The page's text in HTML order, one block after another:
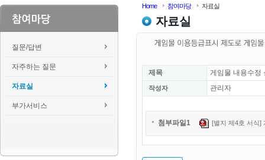
질문/답변
자주하는 질문
자료실
부가서비스
Home 참여마당 자료실
자료실
제목 게임물 내용수정
작성자 관리자
첨부파일1 [별지 제4호 서식]